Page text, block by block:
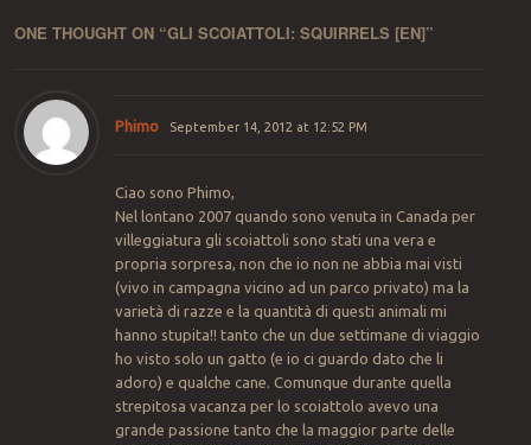
ONE THOUGHT ON “GLI SCOIATTOLI: SQUIRRELS [EN]”
Phimo September 14, 2012 at 12:52 PM
Ciao sono Phimo,
Nel lontano 2007 quando sono venuta in Canada per
villeggiatura gli scoiattoli sono stati una vera e
propria sorpresa, non che io non ne abbia mai visti
(vivo in campagna vicino ad un parco privato) ma la
varietà di razze e la quantità di questi animali mi
hanno stupita!! tanto che un due settimane di viaggio
ho visto solo un gatto (e io ci guardo dato che li
adoro) e qualche cane. Comunque durante quella
strepitosa vacanza per lo scoiattolo avevo una
grande passione tanto che la maggior parte delle